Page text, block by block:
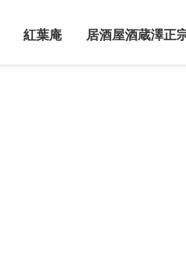
紅葉庵 居酒屋酒蔵澤正